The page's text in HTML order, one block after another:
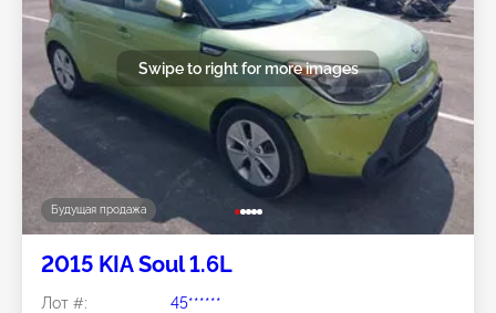
Будущая продажа
Swipe to right for more images
2015 KIA Soul 1.6L
Лот #:
45******